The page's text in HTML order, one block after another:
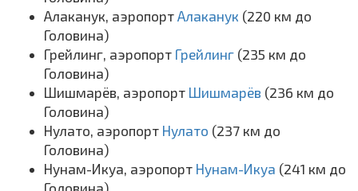
Алаканук, аэропорт Алаканук (220 км до
Головина)
Грейлинг, аэропорт Грейлинг (235 км до
Головина)
Шишмарёв, аэропорт Шишмарёв (236 км до
Головина)
Нулато, аэропорт Нулато (237 км до
Головина)
Нунам-Икуа, аэропорт Нунам-Икуа (241 км до
Головина)